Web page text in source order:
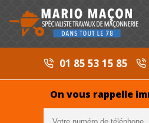
01 85 53 15 85
On vous rappelle